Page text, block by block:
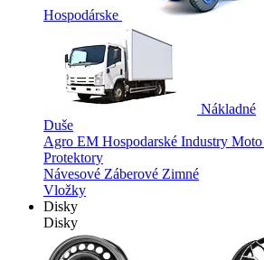
Hospodárske
Nákladné
Duše
Agro EM Hospodarské Industry Moto
Protektory
Návesové Záberové Zimné
Vložky
Disky
Disky